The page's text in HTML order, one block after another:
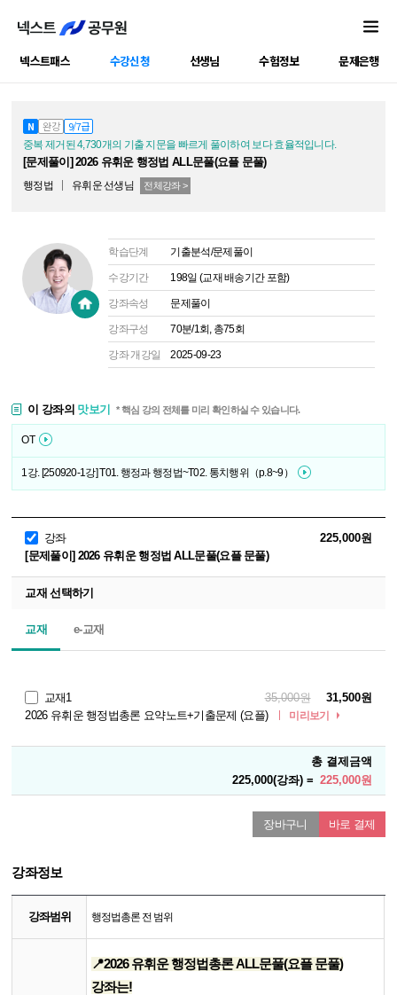
넥스트패스 수강신청 선생님 수험정보 문제은행
N 완강 9/7급
중복 제거된 4,730개의 기출 지문을 빠르게 풀이하여 보다 효율적입니다.
[문제풀이] 2026 유휘운 행정법 ALL문풀(요플 문풀)
행정법 유휘운선생님 전체강좌 >
학습단계 기출분석/문제풀이
수강기간 198일 (교재 배송기간 포함)
강좌속성 문제풀이
강좌구성 70분/1회, 총75회
강좌 개강일 2025-09-23
이 강좌의 맛보기 * 핵심 강의 전체를 미리 확인하실 수 있습니다.
OT
1강. [250920-1강] T01. 행정과 행정법~T02. 통치행위（p.8~9）
강좌
[문제풀이] 2026 유휘운 행정법 ALL문풀(요플 문풀)
225,000원
교재 선택하기
교재 e-교재
교재1
2026 유휘운 행정법총론 요약노트+기출문제 (요플)
미리보기
35,000원 31,500원
총 결제금액
225,000(강좌) = 225,000원
장바구니 바로 결제
강좌정보
강좌범위 행정법총론 전 범위
📍2026 유휘운 행정법총론 ALL문풀(요플 문풀)
강좌는!